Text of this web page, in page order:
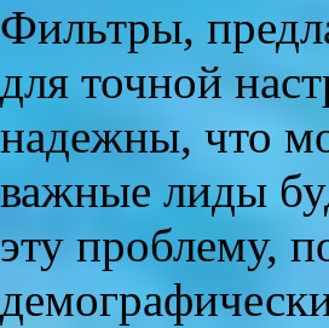
Фильтры,
для точной
надежны, что
важные лиды
эту проблему,